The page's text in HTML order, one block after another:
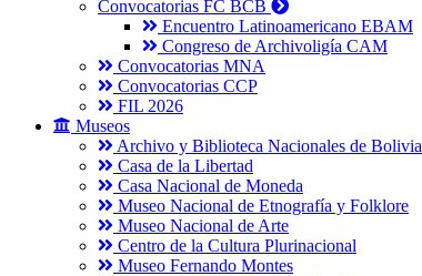
Convocatorias FC BCB
Encuentro Latinoamericano EBAM
Congreso de Archivoligía CAM
Convocatorias MNA
Convocatorias CCP
FIL 2026
Museos
Archivo y Biblioteca Nacionales de Bolivia
Casa de la Libertad
Casa Nacional de Moneda
Museo Nacional de Etnografía y Folklore
Museo Nacional de Arte
Centro de la Cultura Plurinacional
Museo Fernando Montes